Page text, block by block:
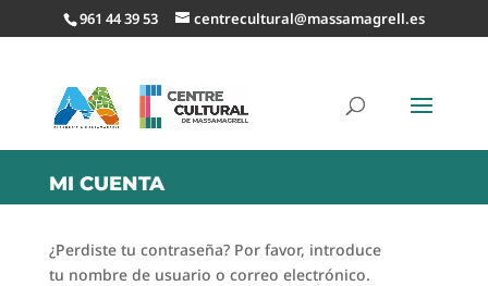
961 44 39 53 centrecultural@massamagrell.es
MI CUENTA
¿Perdiste tu contraseña? Por favor, introduce
tu nombre de usuario o correo electrónico.